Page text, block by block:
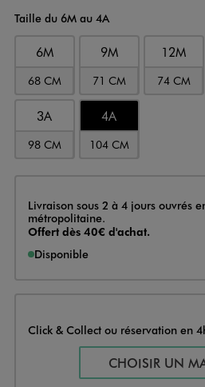
Taille du 6M au 4A
6M
68 CM
9M
71 CM
12M
74 CM
3A
98 CM
4A
104 CM
Livraison
Livraison sous 2 à 4 jours ouvrés
métropolitaine.
Offert dès 40€ d'achat.
Disponible
Click & Collect ou réservation en
CHOISIR UN